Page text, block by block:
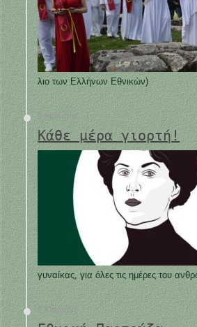
λιο των Ελλήνων Εθνικών)
9 Μαρτίου
Κάθε μέρα γιορτή!
γυναίκας, για όλες τις ημέρες του
7 Μαρτίου